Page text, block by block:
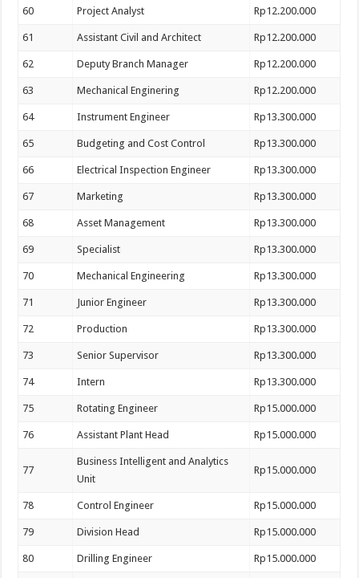
60 Project Analyst Rp12.200.000
61 Assistant Civil and Architect Rp12.200.000
62 Deputy Branch Manager Rp12.200.000
63 Mechanical Enginering Rp12.200.000
64 Instrument Engineer Rp13.300.000
65 Budgeting and Cost Control Rp13.300.000
66 Electrical Inspection Engineer Rp13.300.000
67 Marketing Rp13.300.000
68 Asset Management Rp13.300.000
69 Specialist Rp13.300.000
70 Mechanical Engineering Rp13.300.000
71 Junior Engineer Rp13.300.000
72 Production Rp13.300.000
73 Senior Supervisor Rp13.300.000
74 Intern Rp13.300.000
75 Rotating Engineer Rp15.000.000
76 Assistant Plant Head Rp15.000.000
77
Business Intelligent and Analytics
Unit
Rp15.000.000
78 Control Engineer Rp15.000.000
79 Division Head Rp15.000.000
80 Drilling Engineer Rp15.000.000